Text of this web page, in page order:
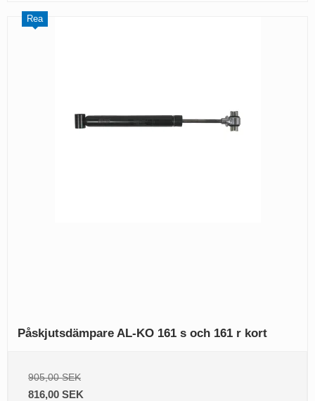
Rea
Påskjutsdämpare AL-KO 161 s och 161 r kort
905,00 SEK
816,00 SEK